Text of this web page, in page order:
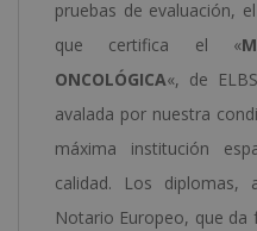
pruebas de evaluación,
que certifica el «
ONCOLÓGICA«, de
avalada por nuestra
máxima institución
calidad. Los diplomas,
Notario Europeo, que da